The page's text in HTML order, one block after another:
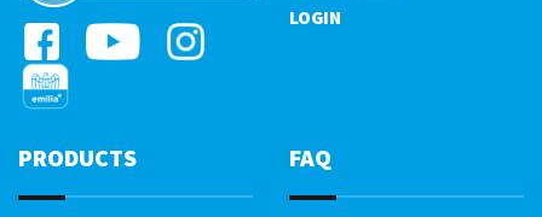
LOGIN
PRODUCTS FAQ